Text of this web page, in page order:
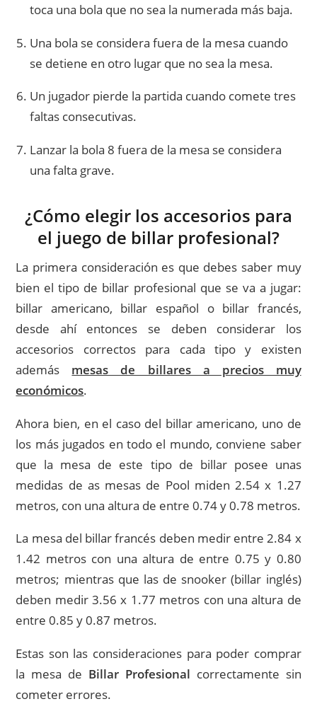
toca una bola que no sea la numerada más baja.
Una bola se considera fuera de la mesa cuando
se detiene en otro lugar que no sea la mesa.
Un jugador pierde la partida cuando comete tres
faltas consecutivas.
Lanzar la bola 8 fuera de la mesa se considera
una falta grave.
¿Cómo elegir los accesorios para
el juego de billar profesional?
La primera consideración es que debes saber muy
bien el tipo de billar profesional que se va a jugar:
billar americano, billar español o billar francés,
desde ahí entonces se deben considerar los
accesorios correctos para cada tipo y existen
además mesas de billares a precios muy
económicos.
Ahora bien, en el caso del billar americano, uno de
los más jugados en todo el mundo, conviene saber
que la mesa de este tipo de billar posee unas
medidas de as mesas de Pool miden 2.54 x 1.27
metros, con una altura de entre 0.74 y 0.78 metros.
La mesa del billar francés deben medir entre 2.84 x
1.42 metros con una altura de entre 0.75 y 0.80
metros; mientras que las de snooker (billar inglés)
deben medir 3.56 x 1.77 metros con una altura de
entre 0.85 y 0.87 metros.
Estas son las consideraciones para poder comprar
la mesa de Billar Profesional correctamente sin
cometer errores.